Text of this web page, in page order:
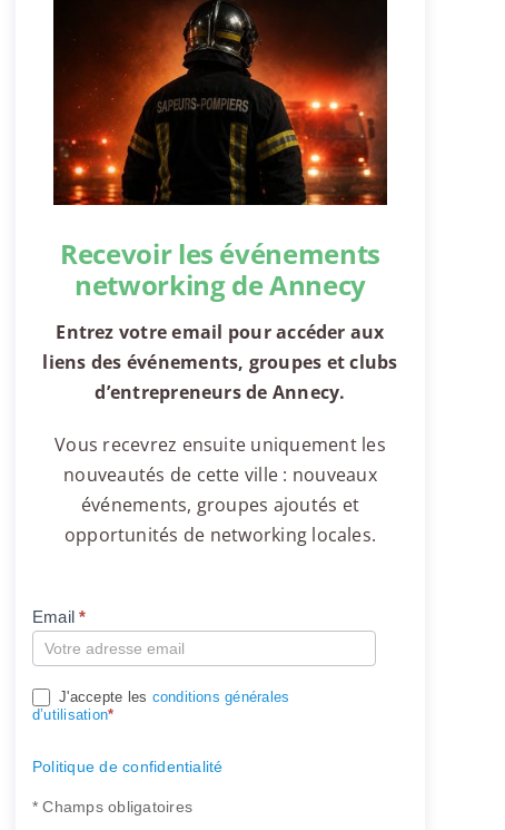
Recevoir les événements
networking de Annecy
Entrez votre email pour accéder aux
liens des événements, groupes et clubs
d’entrepreneurs de Annecy.
Vous recevrez ensuite uniquement les
nouveautés de cette ville : nouveaux
événements, groupes ajoutés et
opportunités de networking locales.
Compte
Email*
J'accepte les conditions générales
d’utilisation*
Politique de confidentialité
* Champs obligatoires